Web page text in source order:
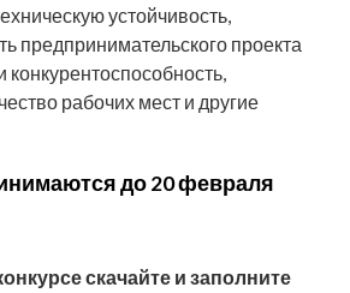
устойчивость,
предпринимательского проекта
конкурентоспособность,
рабочих мест и другие
до 20 февраля
скачайте и заполните